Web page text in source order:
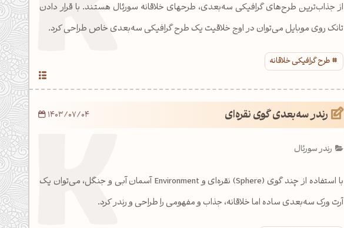
از جذاب‌ترین طرح‌های گرافیکی سه‌بعدی، طرحهای خلاقانه سورئال هستند. با قرار دادن
تانک روی موبایل می‌توان در اوج خلاقیت یک طرح گرافیکی سه‌بعدی خاص طراحی کرد.
طرح گرافیکی خلاقانه
رندر سه‌بعدی گوی نقره‌ای
رندر سورئال
با استفاده از چند گوی (Sphere) نقره‌ای و Environment آسمان آبی و جنگل، می‌توان یک
آرت ورک سه‌بعدی ساده اما خلاقانه، جذاب و مفهومی را طراحی و رندر كرد.
1403/07/04